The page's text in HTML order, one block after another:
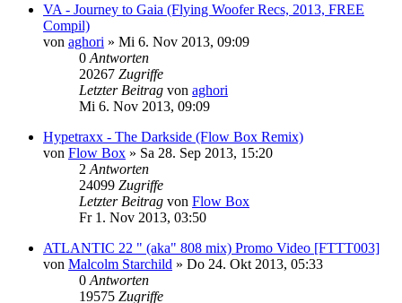
VA - Journey to Gaia (Flying Woofer Recs, 2013, FREE
Compil)
von aghori » Mi 6. Nov 2013, 09:09
0 Antworten
20267 Zugriffe
Letzter Beitrag von aghori
Mi 6. Nov 2013, 09:09
Hypetraxx - The Darkside (Flow Box Remix)
von Flow Box » Sa 28. Sep 2013, 15:20
2 Antworten
24099 Zugriffe
Letzter Beitrag von Flow Box
Fr 1. Nov 2013, 03:50
ATLANTIC 22 " (aka" 808 mix) Promo Video [FTTT003]
von Malcolm Starchild » Do 24. Okt 2013, 05:33
0 Antworten
19575 Zugriffe